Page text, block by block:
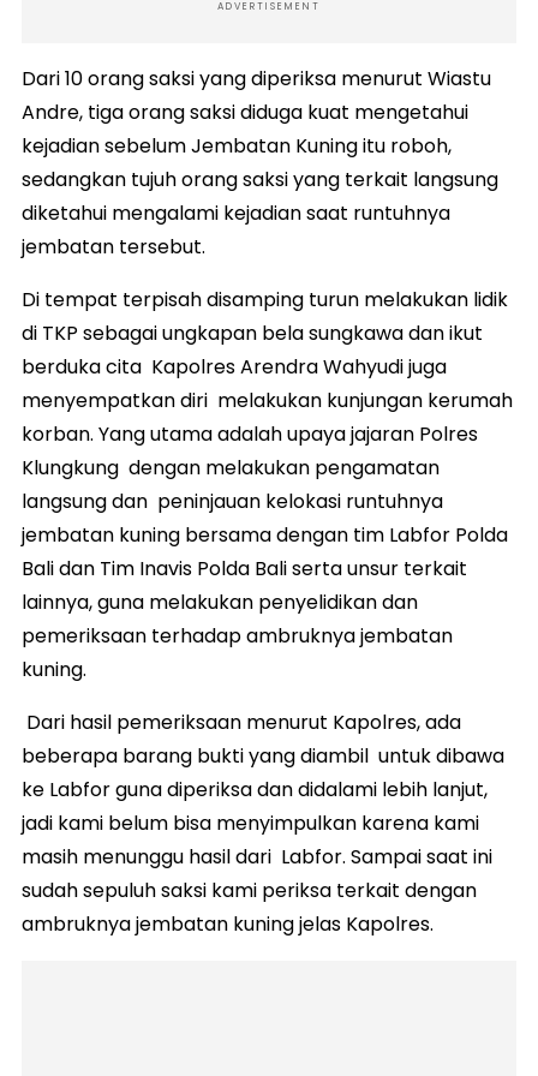
ADVERTISEMENT
Dari 10 orang saksi yang diperiksa menurut Wiastu
Andre, tiga orang saksi diduga kuat mengetahui
kejadian sebelum Jembatan Kuning itu roboh,
sedangkan tujuh orang saksi yang terkait langsung
diketahui mengalami kejadian saat runtuhnya
jembatan tersebut.
Di tempat terpisah disamping turun melakukan lidik
di TKP sebagai ungkapan bela sungkawa dan ikut
berduka cita Kapolres Arendra Wahyudi juga
menyempatkan diri melakukan kunjungan kerumah
korban. Yang utama adalah upaya jajaran Polres
Klungkung dengan melakukan pengamatan
langsung dan peninjauan kelokasi runtuhnya
jembatan kuning bersama dengan tim Labfor Polda
Bali dan Tim Inavis Polda Bali serta unsur terkait
lainnya, guna melakukan penyelidikan dan
pemeriksaan terhadap ambruknya jembatan
kuning.
Dari hasil pemeriksaan menurut Kapolres, ada
beberapa barang bukti yang diambil untuk dibawa
ke Labfor guna diperiksa dan didalami lebih lanjut,
jadi kami belum bisa menyimpulkan karena kami
masih menunggu hasil dari Labfor. Sampai saat ini
sudah sepuluh saksi kami periksa terkait dengan
ambruknya jembatan kuning jelas Kapolres.